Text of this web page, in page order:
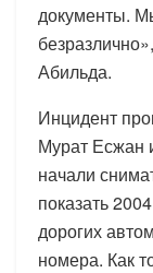
документы.
Абильда.
Инцидент
Мурат Есжан
начали
показать
дорогих
номера. Как